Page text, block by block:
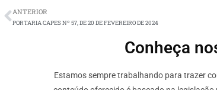
ANTERIOR
PORTARIA CAPES Nº 57, DE 20 DE FEVEREIRO DE 2024
Conheça
Estamos sempre trabalhando para trazer